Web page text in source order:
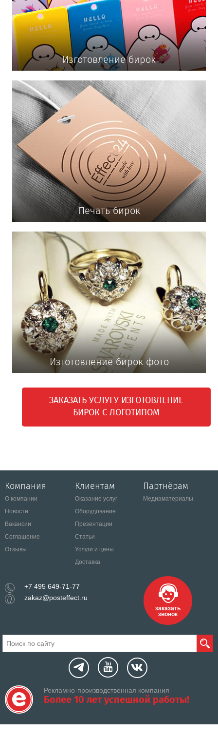
Изготовление бирок
Печать бирок
Изготовление бирок фото
ЗАКАЗАТЬ УСЛУГУ ИЗГОТОВЛЕНИЕ
БИРОК С ЛОГОТИПОМ
Компания
О компании
Новости
Вакансии
Соглашение
Отзывы
Клиентам
Оказание услуг
Оборудование
Презентации
Статьи
Услуги и цены
Доставка
Партнёрам
Медиаматериалы
+7 495 649-71-77
zakaz@posteffect.ru
заказать
звонок
Рекламно-производственная компания
Более 10 лет успешной работы!